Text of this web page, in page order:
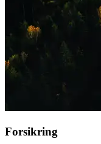
Forsikring